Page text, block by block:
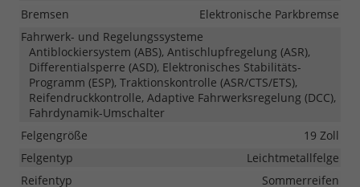
Bremsen
Elektronische Parkbremse
Fahrwerk- und Regelungssysteme
Antiblockiersystem (ABS), Antischlupfregelung (ASR),
Differentialsperre (ASD), Elektronisches Stabilitäts-
Programm (ESP), Traktionskontrolle (ASR/CTS/ETS),
Reifendruckkontrolle, Adaptive Fahrwerksregelung (DCC),
Fahrdynamik-Umschalter
Felgengröße
19 Zoll
Felgentyp
Leichtmetallfelge
Reifentyp
Sommerreifen